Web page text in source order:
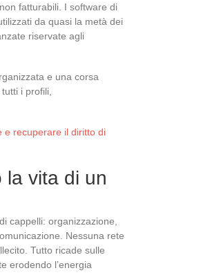
fatturabili. I software di
da quasi la metà dei
riservate agli
e una corsa
i profili,
e recuperare il diritto di
la vita di un
cappelli: organizzazione,
Nessuna rete
Tutto ricade sulle
erodendo l’energia